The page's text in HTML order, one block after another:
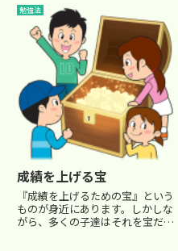
勉強法
成績を上げる宝
『成績を上げるための宝』という
ものが身近にあります。しかしな
がら、多くの子達はそれを宝だと